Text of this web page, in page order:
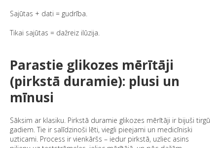
Sajūtas + dati = gudrība.
Tikai sajūtas = dažreiz ilūzija.
Parastie glikozes mērītāji
(pirkstā duramie): plusi un
mīnusi
Sāksim ar klasiku. Pirkstā duramie glikozes mērītāji ir bijuši tirgū
gadiem. Tie ir salīdzinoši lēti, viegli pieejami un medicīniski
uzticami. Process ir vienkāršs – iedur pirkstā, uzliec asins